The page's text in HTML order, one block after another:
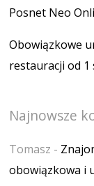
Posnet Neo
Obowiązkowe
restauracji od 1
Najnowsze
Tomasz -
obowiązkowa i